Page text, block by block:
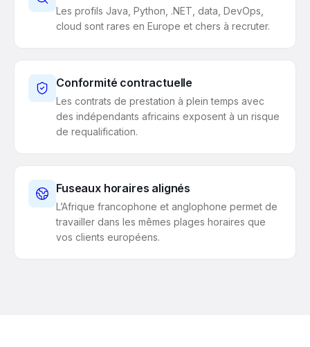
Les profils Java, Python, .NET, data, DevOps,
cloud sont rares en Europe et chers à recruter.
Conformité contractuelle
Les contrats de prestation à plein temps avec
des indépendants africains exposent à un risque
de requalification.
Fuseaux horaires alignés
L’Afrique francophone et anglophone permet de
travailler dans les mêmes plages horaires que
vos clients européens.